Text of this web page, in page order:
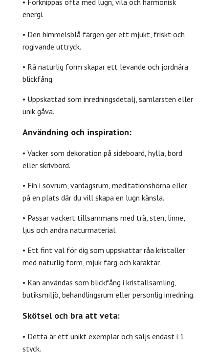
• Förknippas ofta med lugn, vila och harmonisk
energi.
• Den himmelsblå färgen ger ett mjukt, friskt och
rogivande uttryck.
• Rå naturlig form skapar ett levande och jordnära
blickfång.
• Uppskattad som inredningsdetalj, samlarsten eller
unik gåva.
Användning och inspiration:
• Vacker som dekoration på sideboard, hylla, bord
eller skrivbord.
• Fin i sovrum, vardagsrum, meditationshörna eller
på en plats där du vill skapa en lugn känsla.
• Passar vackert tillsammans med trä, sten, linne,
ljus och andra naturmaterial.
• Ett fint val för dig som uppskattar råa kristaller
med naturlig form, mjuk färg och karaktär.
• Kan användas som blickfång i kristallsamling,
butiksmiljö, behandlingsrum eller personlig inredning.
Skötsel och bra att veta:
• Detta är ett unikt exemplar och säljs endast i 1
styck.